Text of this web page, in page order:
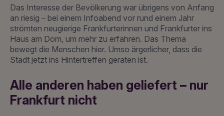
Das Interesse der Bevölkerung war übrigens von Anfang
an riesig – bei einem Infoabend vor rund einem Jahr
strömten neugierige Frankfurterinnen und Frankfurter ins
Haus am Dom, um mehr zu erfahren. Das Thema
bewegt die Menschen hier. Umso ärgerlicher, dass die
Stadt jetzt ins Hintertreffen geraten ist.
Alle anderen haben geliefert – nur
Frankfurt nicht